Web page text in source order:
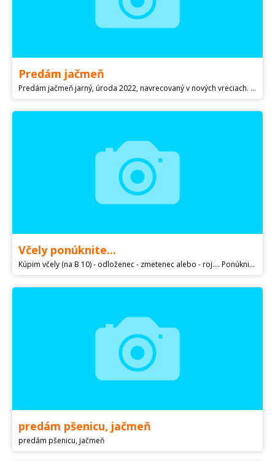
Predám jačmeň
Predám jačmeň jarný, úroda 2022, navrecovaný v nových vreciach. Cena 34€/100kg. Volajte na t.č.
Včely ponúknite...
Kúpim včely (na B 10) - odloženec - zmetenec alebo - roj.... Ponúknite cenovo prístupný NÁVRH, max. 20 km v okolí Zvolena. Posielajte e-maily; telefón je vymyslený ! Včely ponúknite... Nehanbite sa, napíšte vašu Ponuku !
predám pšenicu, jačmeň
predám pšenicu, jačmeň